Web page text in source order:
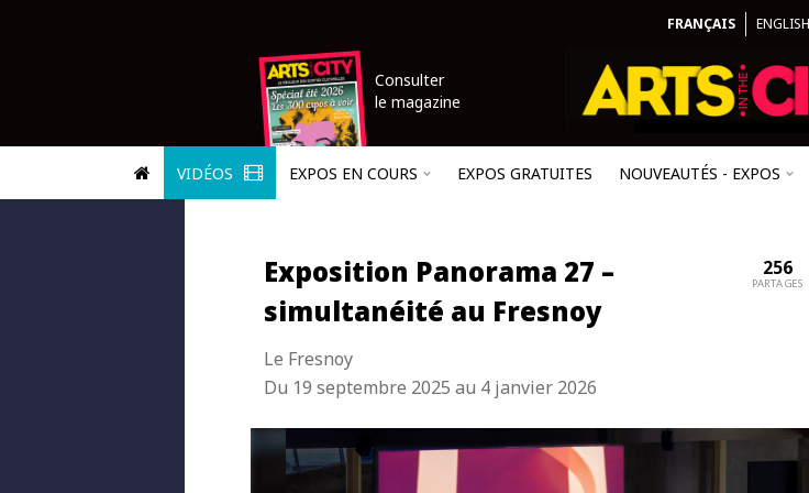
FRANÇAIS ENGLISH
Consulter
le magazine
VIDÉOS EXPOS EN COURS EXPOS GRATUITES NOUVEAUTÉS - EXPOS
Exposition Panorama 27 –
simultanéité au Fresnoy
Le Fresnoy
Du 19 septembre 2025 au 4 janvier 2026
256
PARTAGES